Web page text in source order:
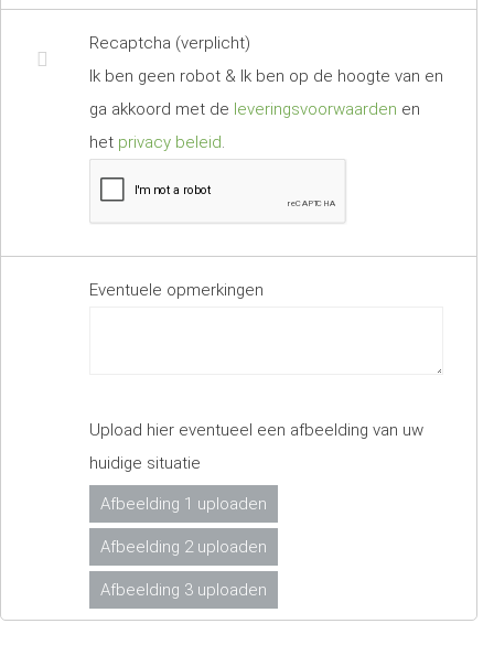
Recaptcha (verplicht)
Ik ben geen robot & Ik ben op de hoogte van en
ga akkoord met de leveringsvoorwaarden en
het privacy beleid.
Eventuele opmerkingen
Upload hier eventueel een afbeelding van uw
huidige situatie
Afbeelding 1 uploaden
Afbeelding 2 uploaden
Afbeelding 3 uploaden